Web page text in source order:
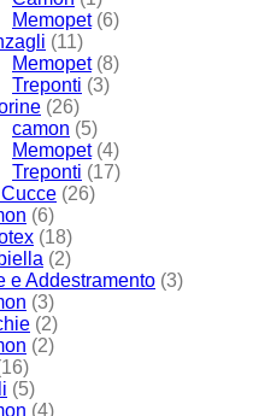
Memopet (6)
(11)
Memopet (8)
Treponti (3)
(26)
camon (5)
Memopet (4)
Treponti (17)
(26)
(6)
(18)
(2)
e Addestramento (3)
(3)
(2)
(2)
(5)
(4)